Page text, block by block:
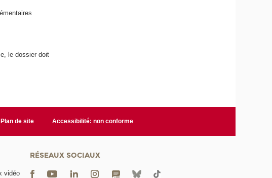
le dossier doit
Plan de site Accessibilité: non conforme
vidéo
RÉSEAUX SOCIAUX